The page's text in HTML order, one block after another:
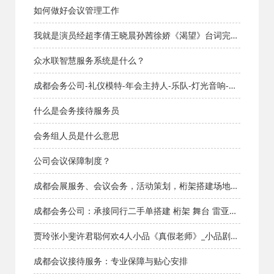
_小品剧本库_知识库_成都活动公司网_策划网_方案网_
文案网_文档网
如何做好会议管理工作
我就是演员经超李倩王晓晨孙茜徐娇《渴望》台词完整
版_小品剧本库_知识库_成都活动公司网_策划网_方案网
_文案网_文档网
众水联智慧服务系统是什么？
成都会务公司-礼仪模特-年会主持人-乐队-灯光音响-舞
蹈-魔术-舞台搭建
什么是会务接待服务员
会务组人员是什么意思
公司会议保障制度？
成都会展服务、会议会务，活动策划，桁架搭建场地布
置
成都会务公司：承接同行二手单搭建 桁架 舞台 雷亚架
灯光 音响 大屏
贾玲张小斐许君聪何欢4人小品《真假老师》_小品剧本
库_知识库_成都活动公司网_策划网_方案网_文案网_文
成都会议接待服务：专业保障与贴心安排